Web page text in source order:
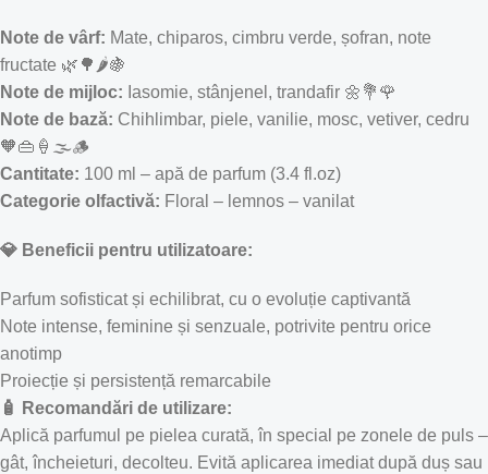
Note de vârf: Mate, chiparos, cimbru verde, șofran, note
fructate 🌿🌳🌶️🍇
Note de mijloc: Iasomie, stânjenel, trandafir 🌼💐🌹
Note de bază: Chihlimbar, piele, vanilie, mosc, vetiver, cedru
🧡👜🍦🌫️🪵
Cantitate: 100 ml – apă de parfum (3.4 fl.oz)
Categorie olfactivă: Floral – lemnos – vanilat
💎 Beneficii pentru utilizatoare:
Parfum sofisticat și echilibrat, cu o evoluție captivantă
Note intense, feminine și senzuale, potrivite pentru orice
anotimp
Proiecție și persistență remarcabile
🧴 Recomandări de utilizare:
Aplică parfumul pe pielea curată, în special pe zonele de puls –
gât, încheieturi, decolteu. Evită aplicarea imediat după duș sau